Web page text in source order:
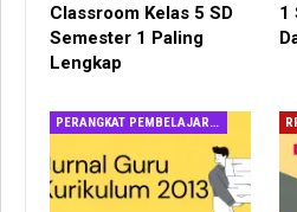
Classroom Kelas 5 SD
Semester 1 Paling
Lengkap
1
PERANGKAT PEMBELAJARAN